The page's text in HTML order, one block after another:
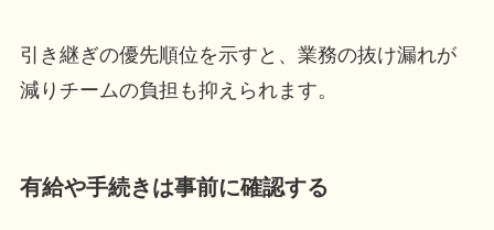
引き継ぎの優先順位を示すと、業務の抜け漏れが
減りチームの負担も抑えられます。
有給や手続きは事前に確認する